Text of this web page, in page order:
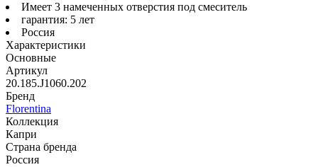
Имеет 3 намеченных отверстия под смеситель
гарантия: 5 лет
Россия
Характеристики
Основные
Артикул
20.185.J1060.202
Бренд
Florentina
Коллекция
Капри
Страна бренда
Россия